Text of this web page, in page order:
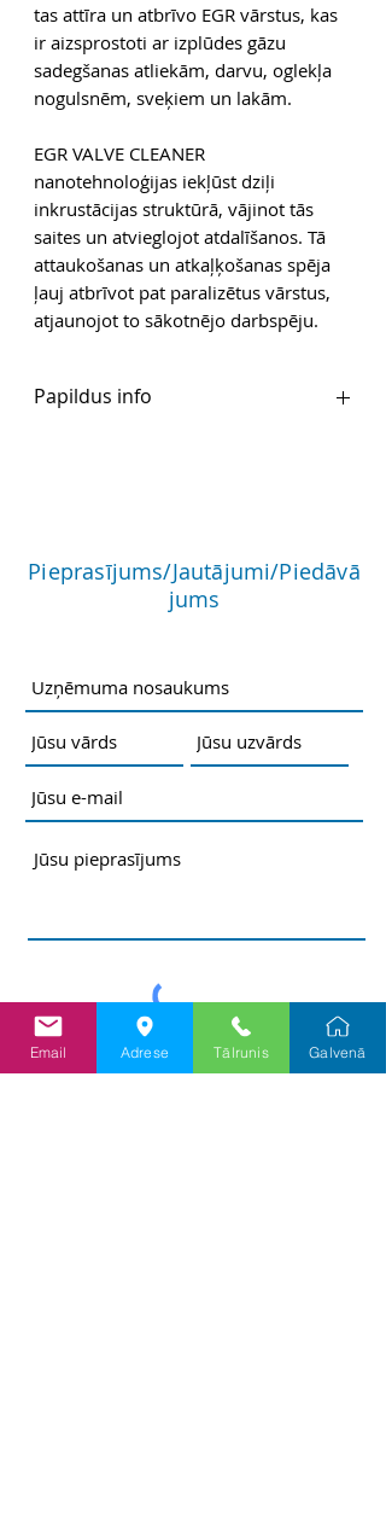
tas attīra un atbrīvo EGR vārstus, kas
ir aizsprostoti ar izplūdes gāzu
sadegšanas atliekām, darvu, oglekļa
nogulsnēm, sveķiem un lakām.
EGR VALVE CLEANER
nanotehnoloģijas iekļūst dziļi
inkrustācijas struktūrā, vājinot tās
saites un atvieglojot atdalīšanos. Tā
attaukošanas un atkaļķošanas spēja
ļauj atbrīvot pat paralizētus vārstus,
atjaunojot to sākotnējo darbspēju.
Papildus info
Pieprasījums/Jautājumi/Piedāvā
jums
Nosūtīt
Email Adrese Tālrunis Galvenā